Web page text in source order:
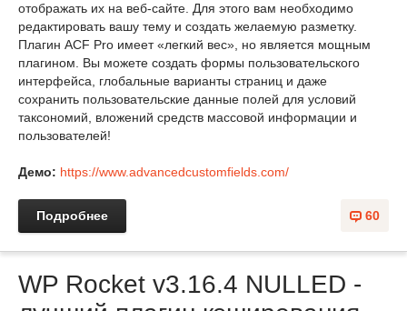
отображать их на веб-сайте. Для этого вам необходимо
редактировать вашу тему и создать желаемую разметку.
Плагин ACF Pro имеет «легкий вес», но является мощным
плагином. Вы можете создать формы пользовательского
интерфейса, глобальные варианты страниц и даже
сохранить пользовательские данные полей для условий
таксономий, вложений средств массовой информации и
пользователей!
Демо: https://www.advancedcustomfields.com/
60
Подробнее
WP Rocket v3.16.4 NULLED -